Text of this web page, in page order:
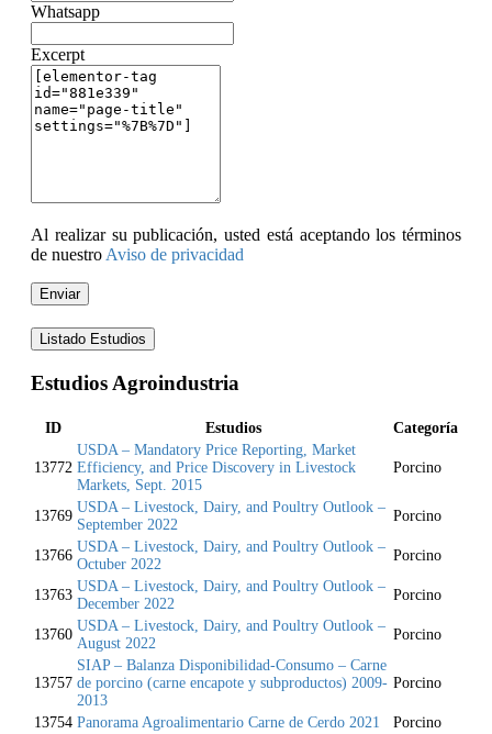
Whatsapp
Excerpt
Al realizar su publicación, usted está aceptando los términos
de nuestroAviso de privacidad
Enviar
Listado Estudios
Estudios Agroindustria
ID Estudios Categoría
13772
USDA – Mandatory Price Reporting, Market
Efficiency, and Price Discovery in Livestock
Markets, Sept. 2015
Porcino
13769
USDA – Livestock, Dairy, and Poultry Outlook –
September 2022
Porcino
13766
USDA – Livestock, Dairy, and Poultry Outlook –
Octuber 2022
Porcino
13763
USDA – Livestock, Dairy, and Poultry Outlook –
December 2022
Porcino
13760
USDA – Livestock, Dairy, and Poultry Outlook –
August 2022
Porcino
13757
SIAP – Balanza Disponibilidad-Consumo – Carne
de porcino (carne encapote y subproductos) 2009-
2013
Porcino
13754 Panorama Agroalimentario Carne de Cerdo 2021
Porcino